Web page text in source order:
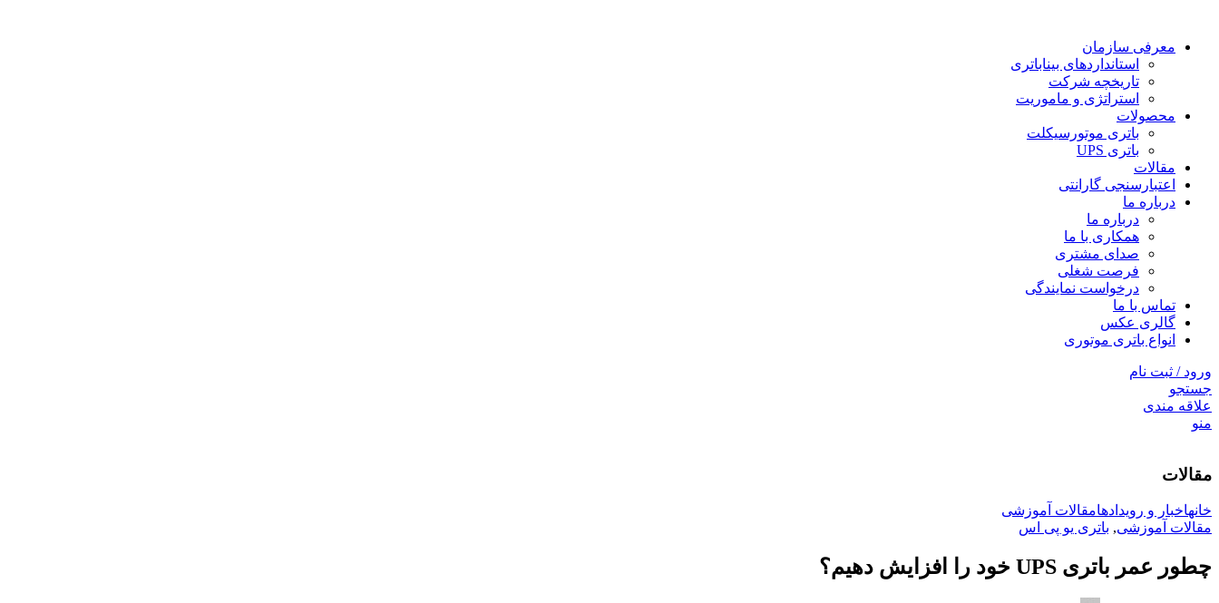
معرفی سازمان
استانداردهای بیناباتری
تاریخچه شرکت
استراتژی و ماموریت
محصولات
باتری موتورسیکلت
باتری UPS
مقالات
اعتبارسنجی گارانتی
درباره ما
درباره ما
همکاری با ما
صدای مشتری
فرصت شغلی
درخواست نمایندگی
تماس با ما
گالری عکس
انواع باتری موتوری
ورود / ثبت نام
جستجو
علاقه مندی
منو
مقالات
خانهاخبار و رویدادهامقالات آموزشی
مقالات آموزشی, باتری یو پی اس
چطور عمر باتری UPS خود را افزایش دهیم؟